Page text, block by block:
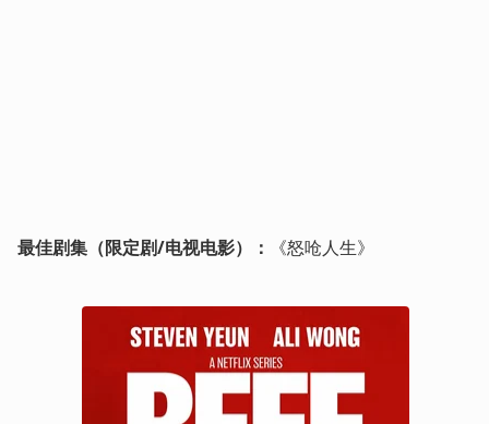
最佳剧集（限定剧/电视电影）： 《怒呛人生》